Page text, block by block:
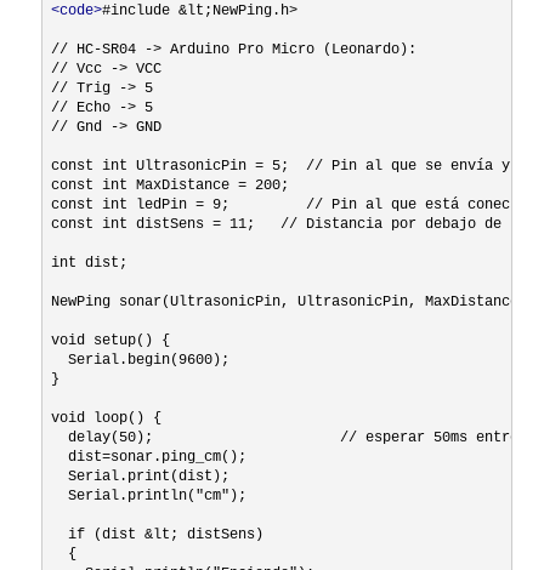
<code>#include &lt;NewPing.h>
// HC-SR04 -> Arduino Pro Micro (Leonardo):
// Vcc -> VCC
// Trig -> 5
// Echo -> 5
// Gnd -> GND
const int UltrasonicPin = 5;  // Pin al que se envía y
const int MaxDistance = 200;
const int ledPin = 9;         // Pin al que está conectado
const int distSens = 11;   // Distancia por debajo de la
int dist;
NewPing sonar(UltrasonicPin, UltrasonicPin, MaxDistance);
void setup() {
  Serial.begin(9600);
}
void loop() {
delay(50);                      // esperar 50ms entre
  dist=sonar.ping_cm();
  Serial.print(dist);
  Serial.println("cm");
  if (dist &lt; distSens)
  {